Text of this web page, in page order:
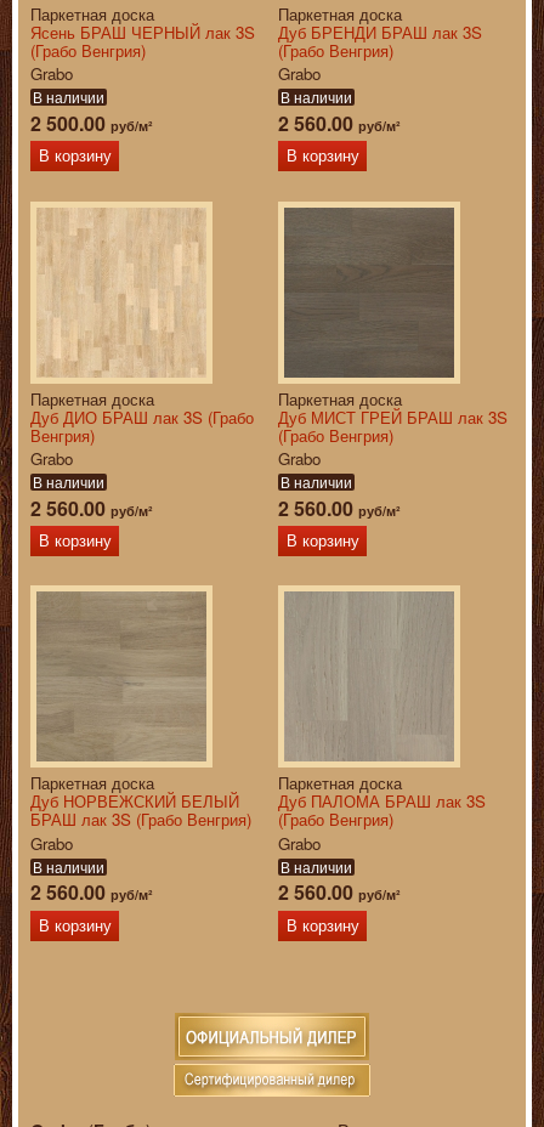
Паркетная доска
Ясень БРАШ ЧЕРНЫЙ лак 3S
(Грабо Венгрия)
Grabo
В наличии
2 500.00 руб/м²
В корзину
Паркетная доска
Дуб БРЕНДИ БРАШ лак 3S
(Грабо Венгрия)
Grabo
В наличии
2 560.00 руб/м²
В корзину
Паркетная доска
Дуб ДИО БРАШ лак 3S (Грабо
Венгрия)
Grabo
В наличии
2 560.00 руб/м²
В корзину
Паркетная доска
Дуб МИСТ ГРЕЙ БРАШ лак 3S
(Грабо Венгрия)
Grabo
В наличии
2 560.00 руб/м²
В корзину
Паркетная доска
Дуб НОРВЕЖСКИЙ БЕЛЫЙ
БРАШ лак 3S (Грабо Венгрия)
Grabo
В наличии
2 560.00 руб/м²
В корзину
Паркетная доска
Дуб ПАЛОМА БРАШ лак 3S
(Грабо Венгрия)
Grabo
В наличии
2 560.00 руб/м²
В корзину